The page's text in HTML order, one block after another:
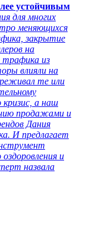
устойчивым
для многих
меняющихся
закрытие
на
трафика из
влияли на
те или
а наш
продажами и
Дания
И предлагает
и
назвала